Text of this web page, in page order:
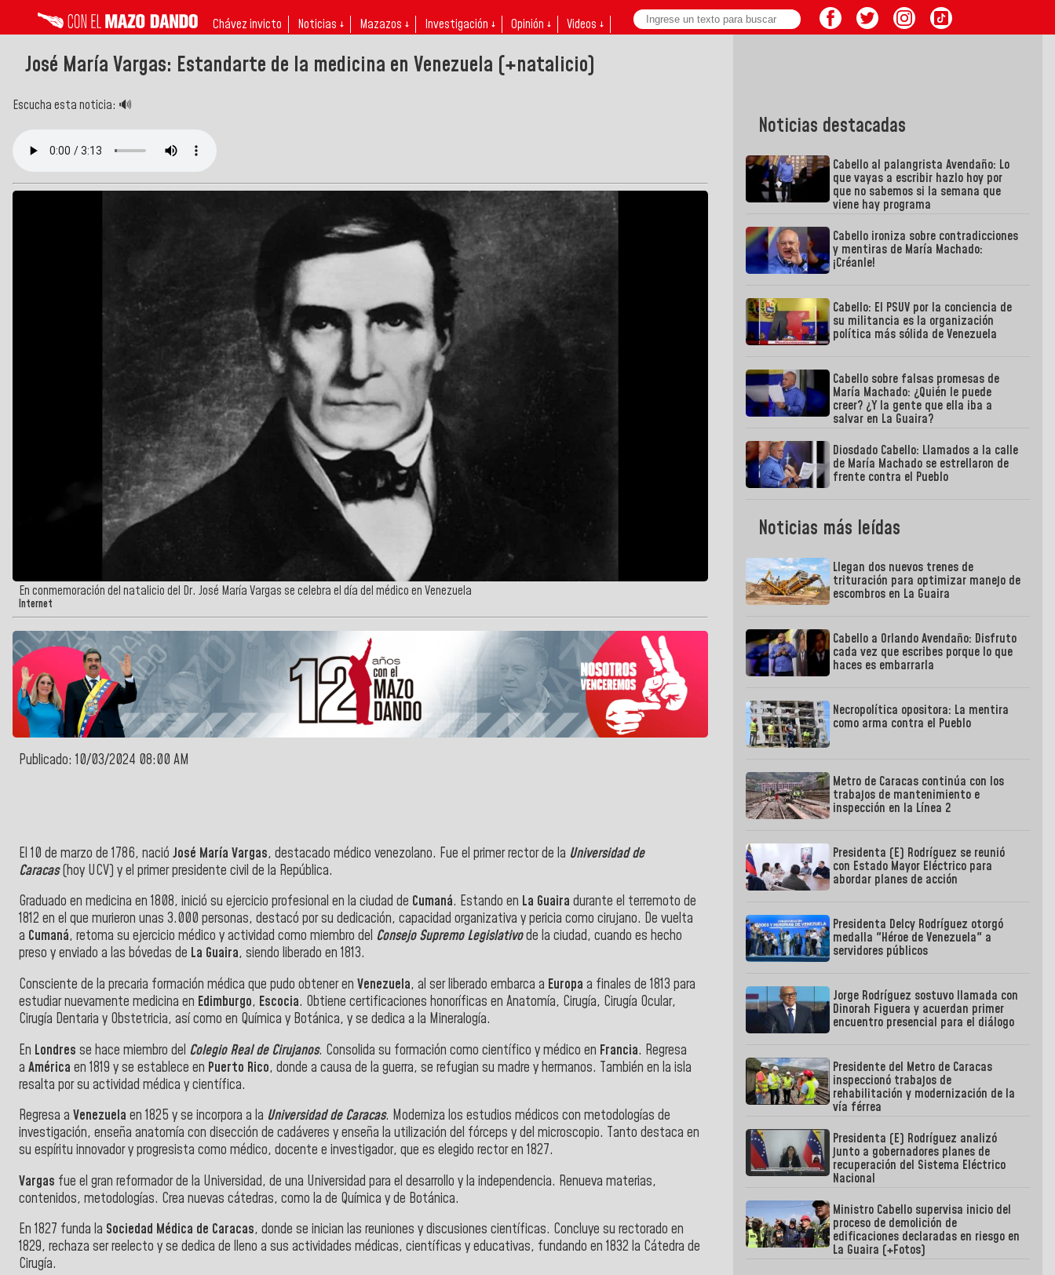
Chávez invicto Noticias ↓ Mazazos ↓ Investigación ↓ Opinión ↓ Videos ↓
José María Vargas: Estandarte de la medicina en Venezuela (+natalicio)
Escucha esta noticia: 🔊
En conmemoración del natalicio del Dr. José María Vargas se celebra el día del médico en Venezuela
Internet
Publicado: 10/03/2024 08:00 AM
El 10 de marzo de 1786, nació José María Vargas, destacado médico venezolano. Fue el primer rector de la Universidad de
Caracas(hoy UCV) y el primer presidente civil de la República.
Graduado en medicina en 1808, inició su ejercicio profesional en la ciudad de Cumaná. Estando en La Guaira durante el terremoto de
1812 en el que murieron unas 3.000 personas, destacó por su dedicación, capacidad organizativa y pericia como cirujano. De vuelta
a Cumaná, retoma su ejercicio médico y actividad como miembro del Consejo Supremo Legislativode la ciudad, cuando es hecho
preso y enviado a las bóvedas de La Guaira, siendo liberado en 1813.
Consciente de la precaria formación médica que pudo obtener en Venezuela, al ser liberado embarca a Europa a finales de 1813 para
estudiar nuevamente medicina en Edimburgo, Escocia. Obtiene certificaciones honoríficas en Anatomía, Cirugía, Cirugía Ocular,
Cirugía Dentaria y Obstetricia, así como en Química y Botánica, y se dedica a la Mineralogía.
En Londres se hace miembro del Colegio Real de Cirujanos. Consolida su formación como científico y médico en Francia. Regresa
a América en 1819 y se establece en Puerto Rico, donde a causa de la guerra, se refugian su madre y hermanos. También en la isla
resalta por su actividad médica y científica.
Regresa a Venezuela en 1825 y se incorpora a la Universidad de Caracas. Moderniza los estudios médicos con metodologías de
investigación, enseña anatomía con disección de cadáveres y enseña la utilización del fórceps y del microscopio. Tanto destaca en
su espíritu innovador y progresista como médico, docente e investigador, que es elegido rector en 1827.
Vargas fue el gran reformador de la Universidad, de una Universidad para el desarrollo y la independencia. Renueva materias,
contenidos, metodologías. Crea nuevas cátedras, como la de Química y de Botánica.
En 1827 funda la Sociedad Médica de Caracas, donde se inician las reuniones y discusiones científicas. Concluye su rectorado en
1829, rechaza ser reelecto y se dedica de lleno a sus actividades médicas, científicas y educativas, fundando en 1832 la Cátedra de
Cirugía.
Noticias destacadas
Cabello al palangrista Avendaño: Lo
que vayas a escribir hazlo hoy por
que no sabemos si la semana que
viene hay programa
Cabello ironiza sobre contradicciones
y mentiras de María Machado:
¡Créanle!
Cabello: El PSUV por la conciencia de
su militancia es la organización
política más sólida de Venezuela
Cabello sobre falsas promesas de
María Machado: ¿Quién le puede
creer? ¿Y la gente que ella iba a
salvar en La Guaira?
Diosdado Cabello: Llamados a la calle
de María Machado se estrellaron de
frente contra el Pueblo
Noticias más leídas
Llegan dos nuevos trenes de
trituración para optimizar manejo de
escombros en La Guaira
Cabello a Orlando Avendaño: Disfruto
cada vez que escribes porque lo que
haces es embarrarla
Necropolítica opositora: La mentira
como arma contra el Pueblo
Metro de Caracas continúa con los
trabajos de mantenimiento e
inspección en la Línea 2
Presidenta (E) Rodríguez se reunió
con Estado Mayor Eléctrico para
abordar planes de acción
Presidenta Delcy Rodríguez otorgó
medalla "Héroe de Venezuela" a
servidores públicos
Jorge Rodríguez sostuvo llamada con
Dinorah Figuera y acuerdan primer
encuentro presencial para el diálogo
Presidente del Metro de Caracas
inspeccionó trabajos de
rehabilitación y modernización de la
vía férrea
Presidenta (E) Rodríguez analizó
junto a gobernadores planes de
recuperación del Sistema Eléctrico
Nacional
Ministro Cabello supervisa inicio del
proceso de demolición de
edificaciones declaradas en riesgo en
La Guaira (+Fotos)